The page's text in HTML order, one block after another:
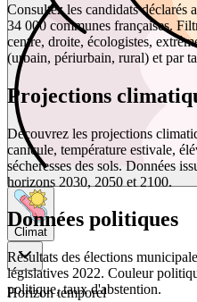
Climat
Horizon temporel
Consultez les candidats déclarés
34 000 communes françaises.
centre, droite, écologistes,
(urbain, périurbain, rural) et par
Projections
Découvrez les projections
canicule, température estivale,
sécheresses des sols. Données
horizons 2030, 2050 et 2100.
Données politiques
Résultats des élections
législatives 2022. Couleur
politique, taux d'abstention.